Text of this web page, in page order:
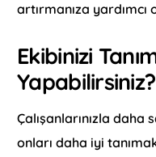
artırmanıza yardımcı
Ekibinizi
Yapabilirsiniz?
Çalışanlarınızla
onları daha iyi